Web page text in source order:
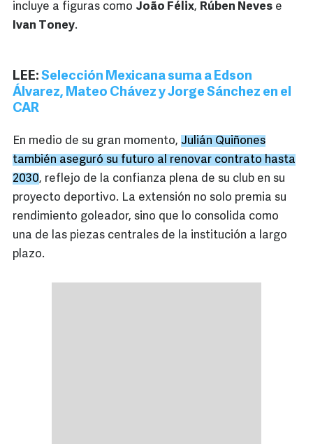
incluye a figuras como João Félix, Rúben Neves e
Ivan Toney.
LEE: Selección Mexicana suma a Edson
Álvarez, Mateo Chávez y Jorge Sánchez en el
CAR
En medio de su gran momento, Julián Quiñones
también aseguró su futuro al renovar contrato hasta
2030, reflejo de la confianza plena de su club en su
proyecto deportivo. La extensión no solo premia su
rendimiento goleador, sino que lo consolida como
una de las piezas centrales de la institución a largo
plazo.